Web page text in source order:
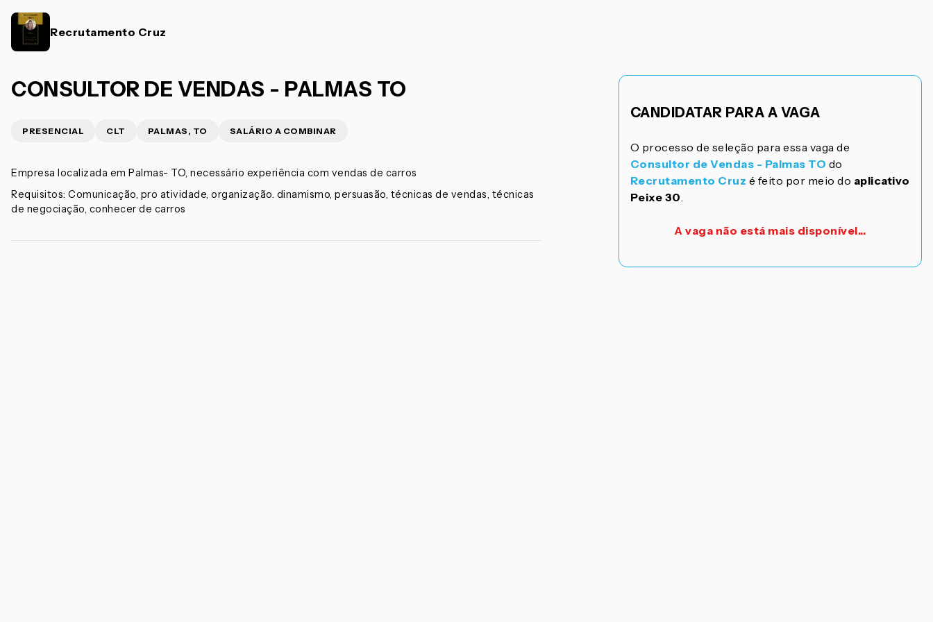
Recrutamento Cruz
CONSULTOR DE VENDAS - PALMAS TO
PRESENCIAL CLT PALMAS, TO SALÁRIO A COMBINAR
Empresa localizada em Palmas- TO, necessário experiência com vendas de carros
Requisitos: Comunicação, pro atividade, organização. dinamismo, persuasão, técnicas de vendas, técnicas
de negociação, conhecer de carros
CANDIDATAR PARA A VAGA
O processo de seleção para essa vaga de
Consultor de Vendas - Palmas TO do
Recrutamento Cruz é feito por meio do aplicativo
Peixe 30.
A vaga não está mais disponível...